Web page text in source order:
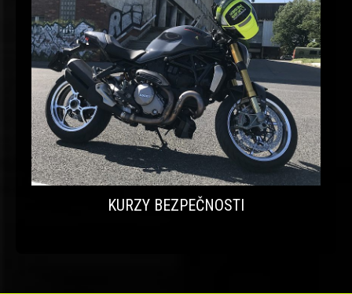
KURZY BEZPEČNOSTI